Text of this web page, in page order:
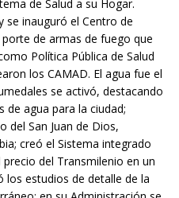
de Salud a su Hogar.
se inauguró el Centro de
de armas de fuego que
Política Pública de Salud
los CAMAD. El agua fue el
se activó, destacando
agua para la ciudad;
del San Juan de Dios,
creó el Sistema integrado
del Transmilenio en un
los estudios de detalle de la